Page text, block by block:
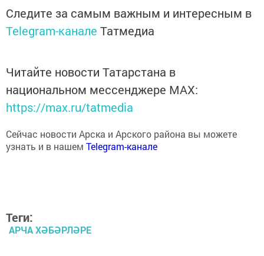
Следите за самым важным и интересным в
Telegram-канале Татмедиа
Читайте новости Татарстана в
национальном мессенджере MАХ:
https://max.ru/tatmedia
Сейчас новости Арска и Арского района вы можете
узнать и в нашем Telegram-канале
Теги:
АРЧА ХӘБӘРЛӘРЕ